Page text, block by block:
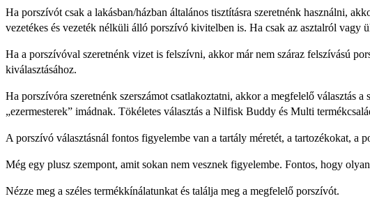
Ha porszívót csak a lakásban/házban általános tisztításra szeretnénk használni,
vezetékes és vezeték nélküli álló porszívó kivitelben is. Ha csak az asztalról vagy
Ha a porszívóval szeretnénk vizet is felszívni, akkor már nem száraz felszívású
kiválasztásához.
Ha porszívóra szeretnénk szerszámot csatlakoztatni, akkor a megfelelő választás
„ezermesterek” imádnak. Tökéletes választás a Nilfisk Buddy és Multi
A porszívó választásnál fontos figyelembe van a tartály méretét, a tartozékokat,
Még egy plusz szempont, amit sokan nem vesznek figyelembe. Fontos, hogy
Nézze meg a széles termékkínálatunkat és találja meg a megfelelő porszívót.